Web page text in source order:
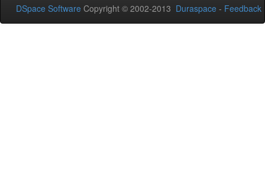
DSpace Software Copyright © 2002-2013 Duraspace - Feedback